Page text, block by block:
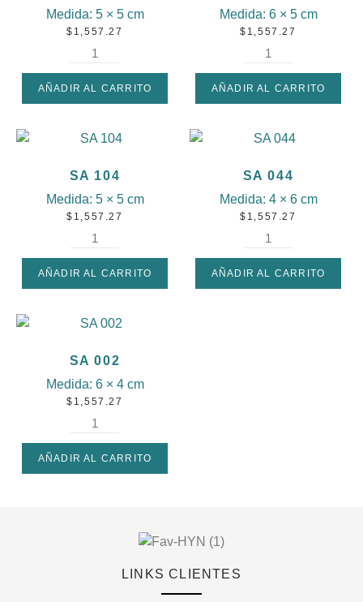
Medida: 5 × 5 cm
$ 1,557.27
AÑADIR AL CARRITO
Medida: 6 × 5 cm
$ 1,557.27
AÑADIR AL CARRITO
SA 104
Medida: 5 × 5 cm
$ 1,557.27
AÑADIR AL CARRITO
SA 044
Medida: 4 × 6 cm
$ 1,557.27
AÑADIR AL CARRITO
SA 002
Medida: 6 × 4 cm
$ 1,557.27
AÑADIR AL CARRITO
LINKS CLIENTES